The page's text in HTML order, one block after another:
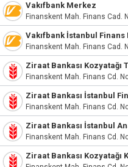
Vakıfbank Merkez
Finanskent Mah. Finans Cad.
Vakıfbank İstanbul
Finanskent Mah. Finans Cad.
Ziraat Bankası Kozyatağı
Finanskent Mah. Finans Cd.
Ziraat Bankası İstanbul
Finanskent Mah. Finans Cd.
Ziraat Bankası İstanbul
Finanskent Mah. Finans Cd.
Ziraat Bankası Kozyatağı